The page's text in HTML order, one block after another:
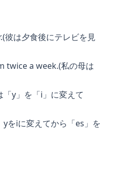
は夕食後にテレビを見
twice a week.(私の母は
y」を「i」に変えて
をiに変えてから「es」を